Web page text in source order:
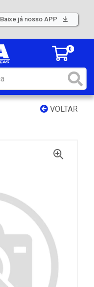
Baixe já nosso APP
0
VOLTAR